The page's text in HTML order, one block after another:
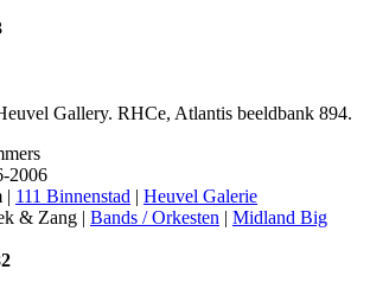
Gallery. RHCe, Atlantis beeldbank 894.
2006
| 111 Binnenstad | Heuvel Galerie
& Zang | Bands / Orkesten | Midland Big